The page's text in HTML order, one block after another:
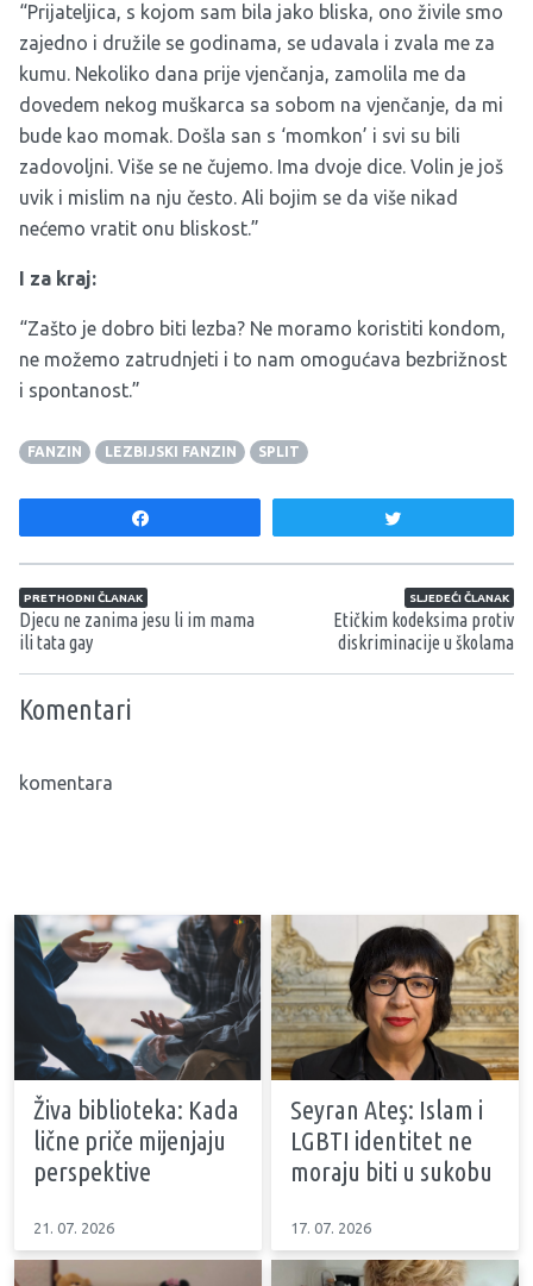
“Prijateljica, s kojom sam bila jako bliska, ono živile smo
zajedno i družile se godinama, se udavala i zvala me za
kumu. Nekoliko dana prije vjenčanja, zamolila me da
dovedem nekog muškarca sa sobom na vjenčanje, da mi
bude kao momak. Došla san s ‘momkon’ i svi su bili
zadovoljni. Više se ne čujemo. Ima dvoje dice. Volin je još
uvik i mislim na nju često. Ali bojim se da više nikad
nećemo vratit onu bliskost.”
I za kraj:
“Zašto je dobro biti lezba? Ne moramo koristiti kondom,
ne možemo zatrudnjeti i to nam omogućava bezbrižnost
i spontanost.”
FANZIN LEZBIJSKI FANZIN SPLIT
Navigacija članaka
PRETHODNI ČLANAK
Djecu ne zanima jesu li im mama
ili tata gay
SLJEDEĆI ČLANAK
Etičkim kodeksima protiv
diskriminacije u školama
Komentari
komentara
Živa biblioteka: Kada
lične priče mijenjaju
perspektive
21. 07. 2026
Seyran Ateş: Islam i
LGBTI identitet ne
moraju biti u sukobu
17. 07. 2026